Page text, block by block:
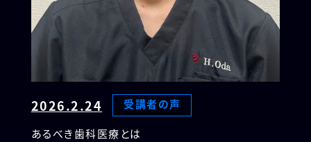
2026.2.24 受講者の声
あるべき歯科医療とは